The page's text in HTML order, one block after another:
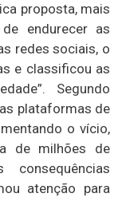
proposta, mais
endurecer as
redes sociais, o
e classificou as
Segundo
plataformas de
o vício,
de milhões de
atenção para